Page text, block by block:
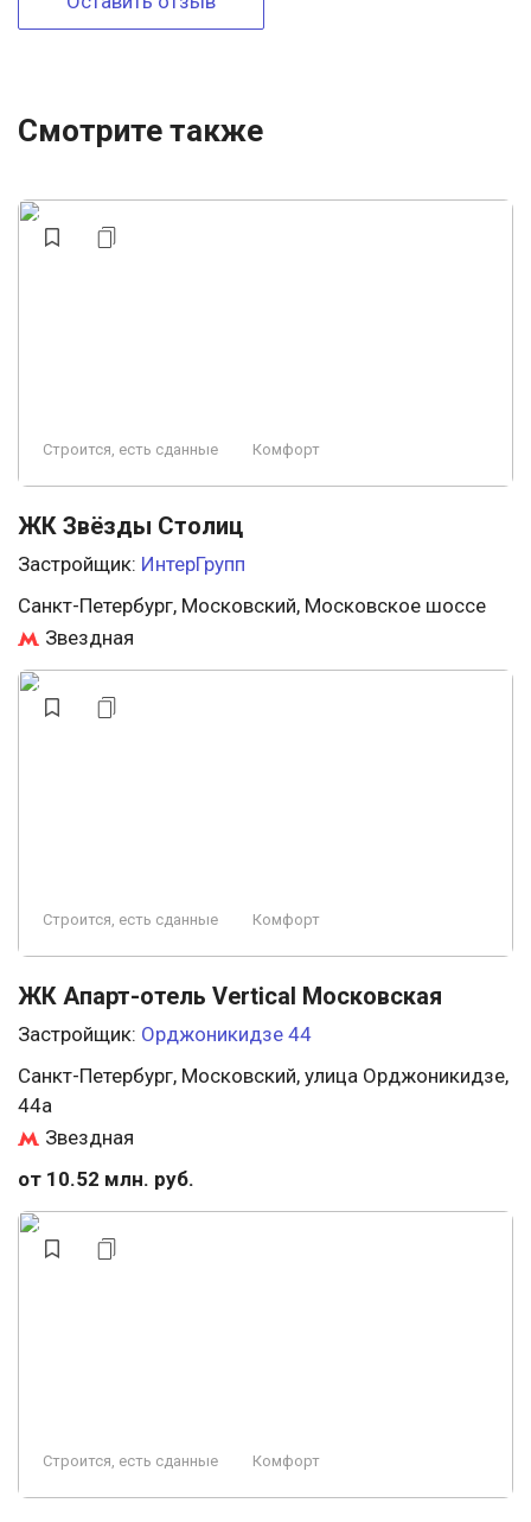
Смотрите также
Строится, есть сданные Комфорт
ЖК Звёзды Столиц
Застройщик: ИнтерГрупп
Санкт-Петербург, Московский, Московское шоссе
Звездная
Строится, есть сданные Комфорт
ЖК Апарт-отель Vertical Московская
Застройщик: Орджоникидзе 44
Санкт-Петербург, Московский, улица Орджоникидзе,
44а
Звездная
от 10.52 млн. руб.
Строится, есть сданные Комфорт